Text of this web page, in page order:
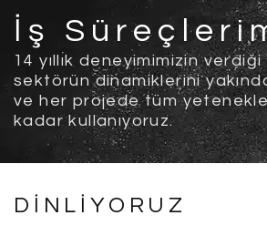
Teklif Al
Blog
İletişim
İş
14 yıllık deneyimimizin
sektörün dinamiklerini
ve her projede tüm
kadar kullanıyoruz.
DİNLİYORUZ